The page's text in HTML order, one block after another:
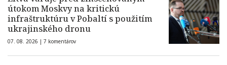
útokom Moskvy na kritickú
infraštruktúru v Pobaltí s použitím
ukrajinského dronu
07. 08. 2026 | 7 komentárov